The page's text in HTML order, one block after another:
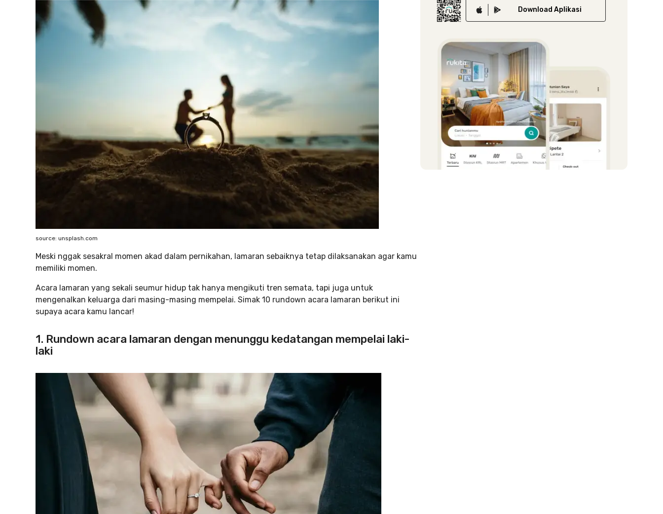
source: unsplash.com
Meski nggak sesakral momen akad dalam pernikahan, lamaran sebaiknya tetap dilaksanakan agar kamu
memiliki momen.
Acara lamaran yang sekali seumur hidup tak hanya mengikuti tren semata, tapi juga untuk
mengenalkan keluarga dari masing-masing mempelai. Simak 10 rundown acara lamaran berikut ini
supaya acara kamu lancar!
1. Rundown acara lamaran dengan menunggu kedatangan mempelai laki-
laki
Download Aplikasi